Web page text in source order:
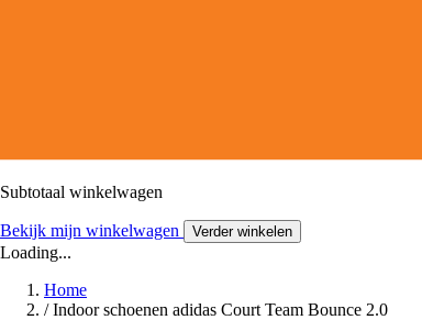
Subtotaal winkelwagen
Bekijk mijn winkelwagen Verder winkelen
Loading...
Home
/ Indoor schoenen adidas Court Team Bounce 2.0